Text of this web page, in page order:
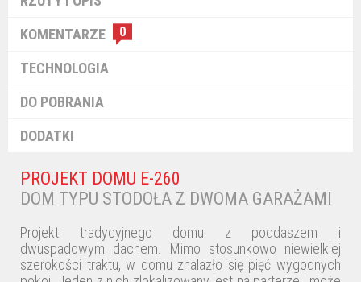
KOMENTARZE
0
TECHNOLOGIA
DO POBRANIA
DODATKI
PROJEKT DOMU E-260
DOM TYPU STODOŁA Z DWOMA GARAŻAMI
Projekt tradycyjnego domu z poddaszem i
dwuspadowym dachem. Mimo stosunkowo niewielkiej
szerokości traktu, w domu znalazło się pięć wygodnych